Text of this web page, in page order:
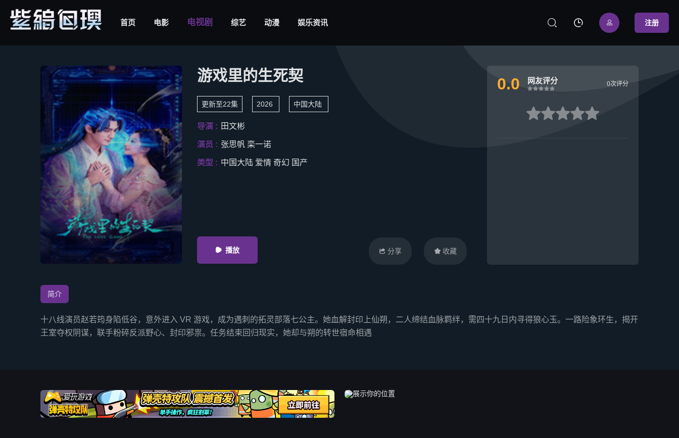
首页 电影 电视剧 综艺 动漫 娱乐资讯    注册
游戏里的生死契
更新至22集 2026 中国大陆
导演 : 田文彬
演员 : 张思帆 栾一诺
类型 : 中国大陆 爱情 奇幻 国产
 播放  分享  收藏
0.0 网友评分
很差较差还行
推荐
力荐
0次评分
较差还行推荐力荐
简介
十八线演员赵若筠身陷低谷，意外进入 VR 游戏，成为遇刺的拓灵部落七公主。她血解封印上仙朔，二人缔结血脉羁绊，需四十九日内寻得狼心玉。一路险象环生，揭开
王室夺权阴谋，联手粉碎反派野心、封印邪祟。任务结束回归现实，她却与朔的转世宿命相遇